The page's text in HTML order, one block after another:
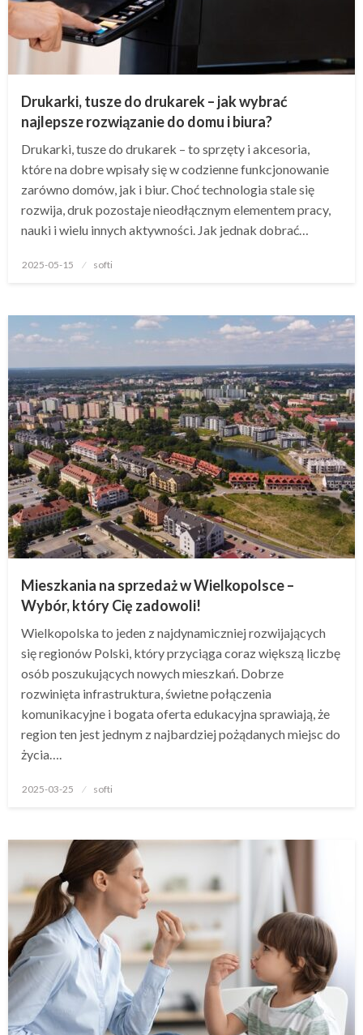
Drukarki, tusze do drukarek – jak wybrać
najlepsze rozwiązanie do domu i biura?
Drukarki, tusze do drukarek – to sprzęty i akcesoria,
które na dobre wpisały się w codzienne funkcjonowanie
zarówno domów, jak i biur. Choć technologia stale się
rozwija, druk pozostaje nieodłącznym elementem pracy,
nauki i wielu innych aktywności. Jak jednak dobrać…
Opublikowane
2025-05-15 softi
Mieszkania na sprzedaż w Wielkopolsce –
Wybór, który Cię zadowoli!
Wielkopolska to jeden z najdynamiczniej rozwijających
się regionów Polski, który przyciąga coraz większą liczbę
osób poszukujących nowych mieszkań. Dobrze
rozwinięta infrastruktura, świetne połączenia
komunikacyjne i bogata oferta edukacyjna sprawiają, że
region ten jest jednym z najbardziej pożądanych miejsc do
życia….
Opublikowane
2025-03-25 softi